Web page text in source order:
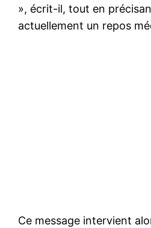
», écrit-il, tout en
actuellement un repos
Ce message intervient